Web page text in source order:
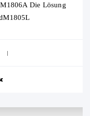
Die Lösung